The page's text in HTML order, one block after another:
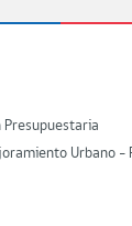
Presupuestaria
Urbano -